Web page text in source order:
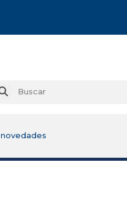
Buscar
novedades